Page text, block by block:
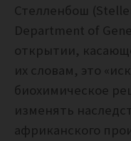
Стелленбош
Department of
открытии,
их словам, это
биохимическое
изменять
африканского